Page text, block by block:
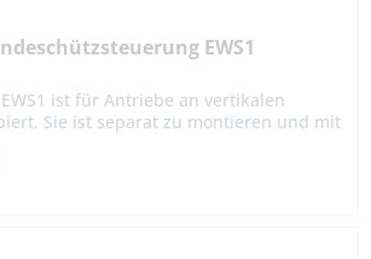
EWS1
ist für Antriebe an vertikalen
Sie ist separat zu montieren und mit